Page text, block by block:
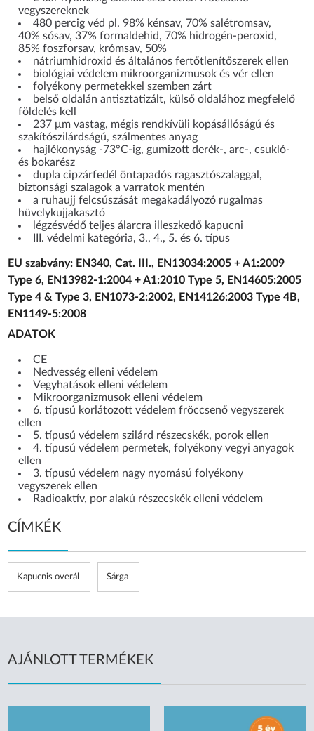
vegyszereknek
480 percig véd pl. 98% kénsav, 70% salétromsav,
40% sósav, 37% formaldehid, 70% hidrogén-peroxid,
85% foszforsav, krómsav, 50%
nátriumhidroxid és általános fertőtlenítőszerek ellen
biológiai védelem mikroorganizmusok és vér ellen
folyékony permetekkel szemben zárt
belső oldalán antisztatizált, külső oldalához megfelelő
földelés kell
237 μm vastag, mégis rendkívüli kopásállóságú és
szakítószilárdságú, szálmentes anyag
hajlékonyság -73°C-ig, gumizott derék-, arc-, csukló-
és bokarész
dupla cipzárfedél öntapadós ragasztószalaggal,
biztonsági szalagok a varratok mentén
a ruhaujj felcsúszását megakadályozó rugalmas
hüvelykujjakasztó
légzésvédő teljes álarcra illeszkedő kapucni
III. védelmi kategória, 3., 4., 5. és 6. típus
EU szabvány: EN340, Cat. III., EN13034:2005 + A1:2009
Type 6, EN13982-1:2004 + A1:2010 Type 5, EN14605:2005
Type 4 & Type 3, EN1073-2:2002, EN14126:2003 Type 4B,
EN1149-5:2008
ADATOK
CE
Nedvesség elleni védelem
Vegyhatások elleni védelem
Mikroorganizmusok elleni védelem
6. típusú korlátozott védelem fröccsenő vegyszerek
ellen
5. típusú védelem szilárd részecskék, porok ellen
4. típusú védelem permetek, folyékony vegyi anyagok
ellen
3. típusú védelem nagy nyomású folyékony
vegyszerek ellen
Radioaktív, por alakú részecskék elleni védelem
CÍMKÉK
Kapucnis overál Sárga
AJÁNLOTT TERMÉKEK